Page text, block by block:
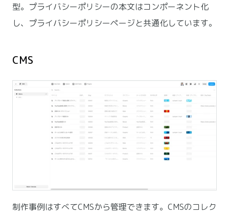
型。プライバシーポリシーの本文はコンポーネント化
し、プライバシーポリシーページと共通化しています。
CMS
制作事例はすべてCMSから管理できます。CMSのコレク